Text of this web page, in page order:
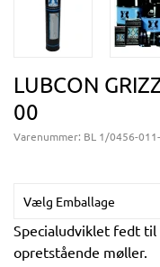
LUBCON
00
Varenummer: BL 1/0456-
Vælg Emballage
Specialudviklet fedt til
opretstående møller.